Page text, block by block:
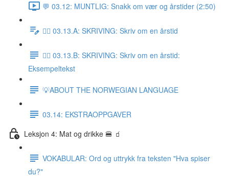
💬 03.12: MUNTLIG: Snakk om vær og årstider (2:50)
✍🏼 03.13.A: SKRIVING: Skriv om en årstid
✍🏼 03.13.B: SKRIVING: Skriv om en årstid:
Eksempeltekst
💡ABOUT THE NORWEGIAN LANGUAGE
03.14: EKSTRAOPPGAVER
Leksjon 4: Mat og drikke 🍔 🧃
VOKABULAR: Ord og uttrykk fra teksten "Hva spiser
du?"